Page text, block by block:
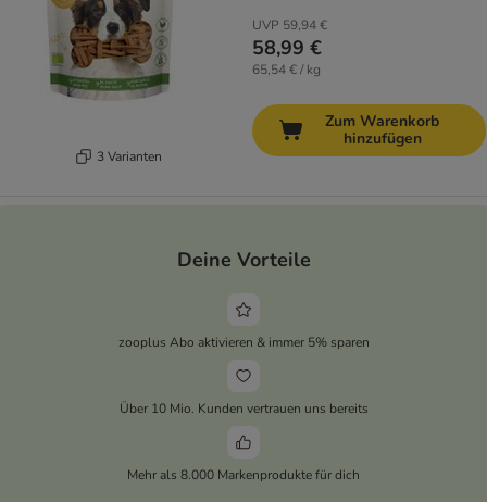
3 Varianten
UVP 59,94 €
58,99 €
65,54 € / kg
Zum Warenkorb
hinzufügen
Deine Vorteile
zooplus Abo aktivieren & immer 5% sparen
Über 10 Mio. Kunden vertrauen uns bereits
Mehr als 8.000 Markenprodukte für dich